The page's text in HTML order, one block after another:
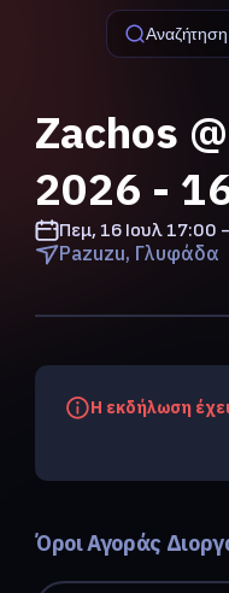
Zachos
2026 -
Πεμ, 16 Ιουλ17:00
Pazuzu, Γλυφάδα
Η εκδήλωση
Όροι Αγοράς